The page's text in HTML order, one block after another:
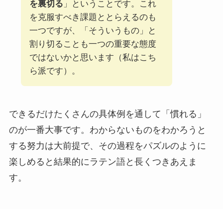
を裏切る 」ということです。これ
を克服すべき課題ととらえるのも
一つですが、「そういうもの」と
割り切ることも一つの重要な態度
ではないかと思います（私はこち
ら派です）。
できるだけたくさんの具体例を通して「慣れる」
のが一番大事です。わからないものをわかろうと
する努力は大前提で、その過程をパズルのように
楽しめると結果的にラテン語と長くつきあえま
す。